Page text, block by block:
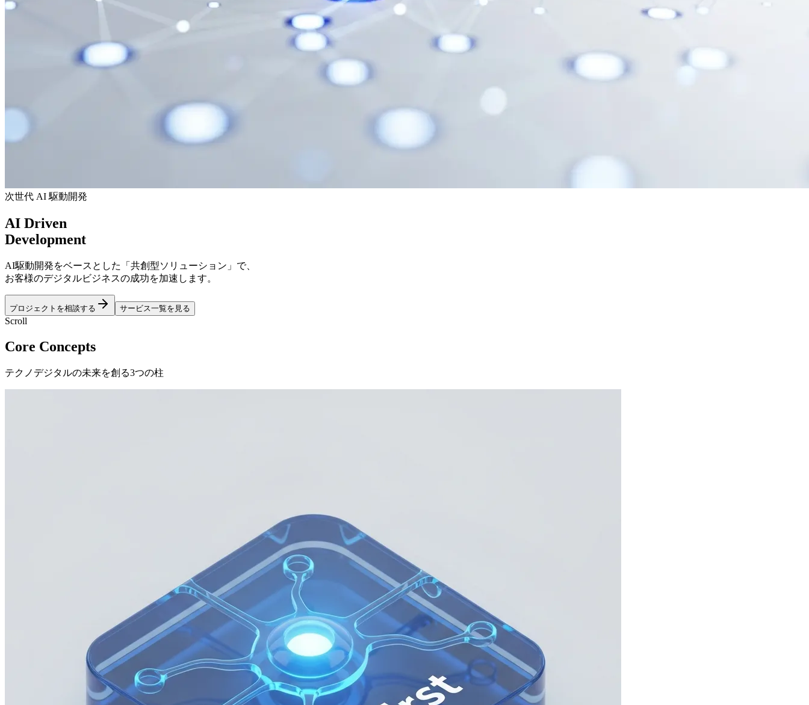
次世代 AI 駆動開発
AI Driven
Development
AI駆動開発をベースとした「共創型ソリューション」で、
お客様のデジタルビジネスの成功を加速します。
プロジェクトを相談する サービス一覧を見る
Scroll
Core Concepts
テクノデジタルの未来を創る3つの柱